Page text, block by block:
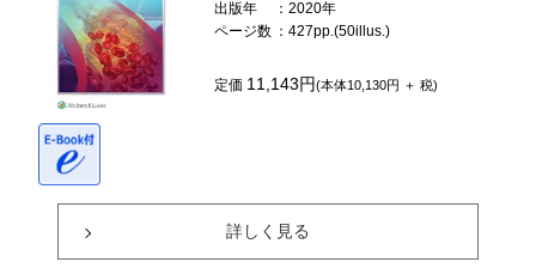
出版年
：2020年
ページ数 ：427pp.(50illus.)
定価 11,143円(本体10,130円 ＋ 税)
詳しく見る